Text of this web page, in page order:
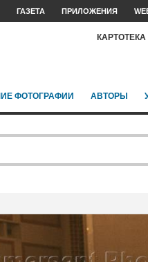
ГАЗЕТА ПРИЛОЖЕНИЯ
КАРТОТЕКА
ФОТОГРАФИИ АВТОРЫ